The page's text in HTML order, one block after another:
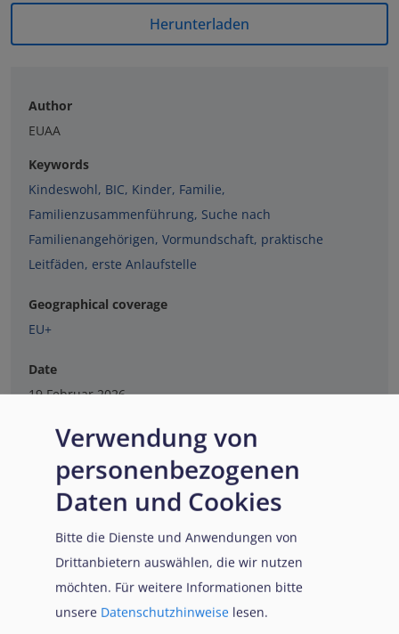
Herunterladen
Author
EUAA
Keywords
Kindeswohl, BIC, Kinder, Familie,
Familienzusammenführung, Suche nach
Familienangehörigen, Vormundschaft, praktische
Leitfäden, erste Anlaufstelle
Geographical coverage
EU+
Date
19 Februar 2026
Verwendung von
personenbezogenen
Daten und Cookies
Bitte die Dienste und Anwendungen von
Drittanbietern auswählen, die wir nutzen
möchten. Für weitere Informationen bitte
unsere Datenschutzhinweise lesen.